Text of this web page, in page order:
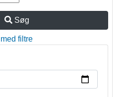
Søg
filtre